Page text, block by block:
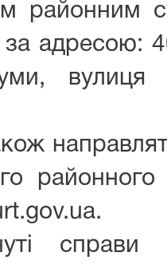
районним
за адресою:
вулиця